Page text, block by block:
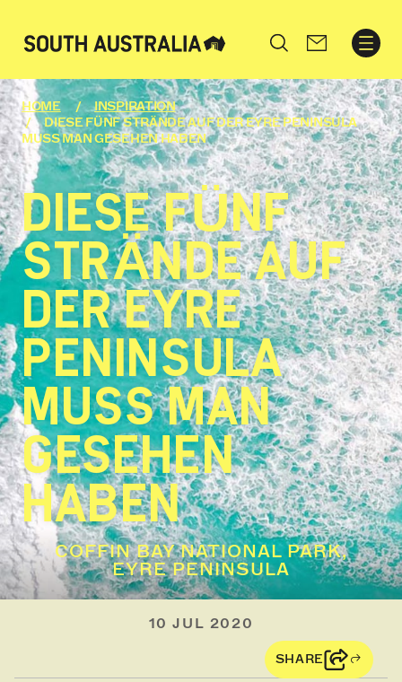
Search
HOME
INSPIRATION
DIESE FÜNF STRÄNDE AUF DER EYRE PENINSULA
MUSS MAN GESEHEN HABEN
DIESE FÜNF
STRÄNDE AUF
DER EYRE
PENINSULA
MUSS MAN
GESEHEN
HABEN
COFFIN BAY NATIONAL PARK,
EYRE PENINSULA
10 JUL 2020
SHARE